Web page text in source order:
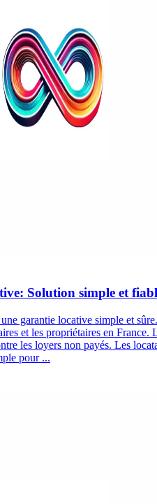
Solution simple et
garantie locative simple et sûre.
et les propriétaires en France.
les loyers non payés. Les
pour ...